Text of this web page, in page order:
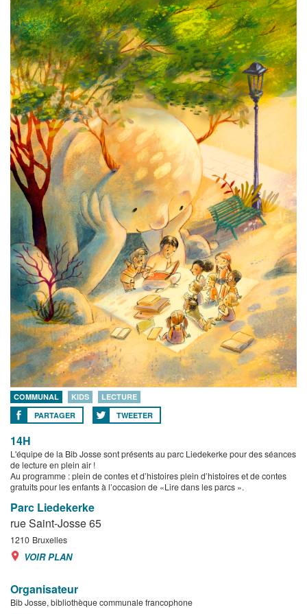
COMMUNAL KIDS
LECTURE
PARTAGER
TWEETER
14H
L'équipe de la Bib Josse sont présents au parc Liedekerke pour des séances
de lecture en plein air !
Au programme : plein de contes et d’histoires plein d’histoires et de contes
gratuits pour les enfants à l’occasion de «Lire dans les parcs ».
Parc Liedekerke
rue Saint-Josse 65
1210 Bruxelles
VOIR PLAN
Organisateur
Bib Josse, bibliothèque communale francophone